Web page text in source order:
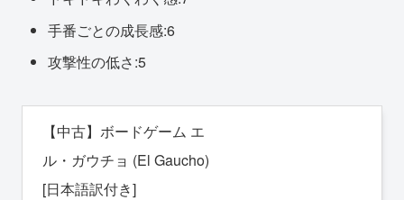
手番ごとの成長感:6
攻撃性の低さ:5
【中古】ボードゲーム エ
ル・ガウチョ (El Gaucho)
[日本語訳付き]